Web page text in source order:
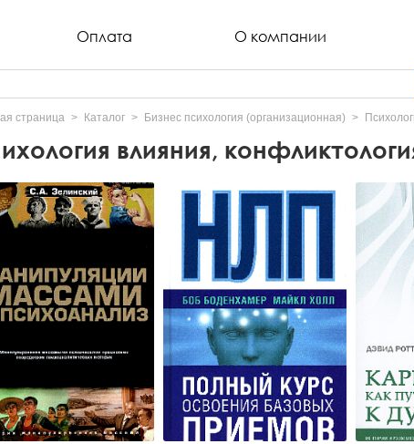
Оплата О компании
страница Каталог Бизнес психология (организационная)
влияния,